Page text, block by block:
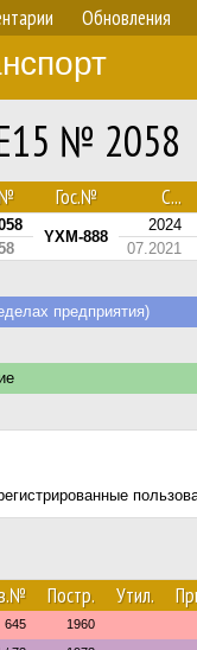
Обновления
№ 2058
№ Гос.№ С...
YXM-888
2024
07.2021
предприятия)
Постр. Утил.
645 1960